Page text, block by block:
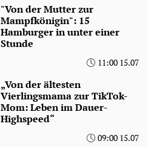
"Von der Mutter zur
Mampfkönigin": 15
Hamburger in unter einer
Stunde
11:00 15.07
„Von der ältesten
Vierlingsmama zur TikTok-
Mom: Leben im Dauer-
Highspeed“
09:00 15.07